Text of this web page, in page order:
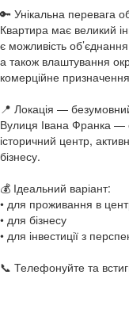
🔑 Унікальна перевага
Квартира має великий
є можливість
а також влаштування
комерційне
📍 Локація —
Вулиця Івана Франка —
історичний центр,
бізнесу.
💰 Ідеальний варіант:
• для проживання в
• для бізнесу
• для інвестиції з
📞 Телефонуйте та